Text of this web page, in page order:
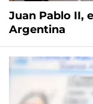
Juan Pablo II,
Argentina